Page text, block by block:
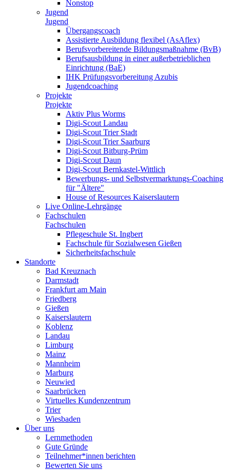
Nonstop
Jugend
Jugend
Übergangscoach
Assistierte Ausbildung flexibel (AsAflex)
Berufsvorbereitende Bildungsmaßnahme (BvB)
Berufsausbildung in einer außerbetrieblichen
Einrichtung (BaE)
IHK Prüfungsvorbereitung Azubis
Jugendcoaching
Projekte
Projekte
Aktiv Plus Worms
Digi-Scout Landau
Digi-Scout Trier Stadt
Digi-Scout Trier Saarburg
Digi-Scout Bitburg-Prüm
Digi-Scout Daun
Digi-Scout Bernkastel-Wittlich
Bewerbungs- und Selbstvermarktungs-Coaching
für "Ältere"
House of Resources Kaiserslautern
Live Online-Lehrgänge
Fachschulen
Fachschulen
Pflegeschule St. Ingbert
Fachschule für Sozialwesen Gießen
Sicherheitsfachschule
Standorte
Bad Kreuznach
Darmstadt
Frankfurt am Main
Friedberg
Gießen
Kaiserslautern
Koblenz
Landau
Limburg
Mainz
Mannheim
Marburg
Neuwied
Saarbrücken
Virtuelles Kundenzentrum
Trier
Wiesbaden
Über uns
Lernmethoden
Gute Gründe
Teilnehmer*innen berichten
Bewerten Sie uns